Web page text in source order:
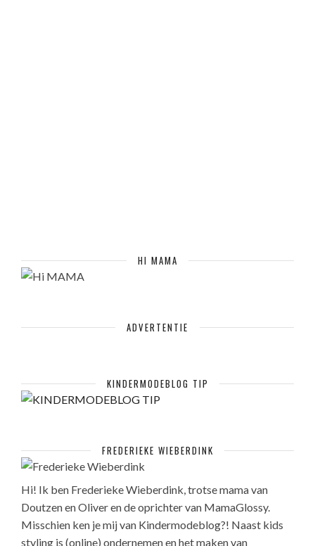
HI MAMA
ADVERTENTIE
KINDERMODEBLOG TIP
FREDERIEKE WIEBERDINK
Hi! Ik ben Frederieke Wieberdink, trotse mama van
Doutzen en Oliver en de oprichter van MamaGlossy.
Misschien ken je mij van Kindermodeblog?! Naast kids
styling is (online) ondernemen en het maken van